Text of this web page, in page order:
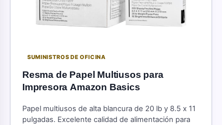
SUMINISTROS DE OFICINA
Resma de Papel Multiusos para
Impresora Amazon Basics
Papel multiusos de alta blancura de 20 lb y 8.5 x 11
pulgadas. Excelente calidad de alimentación para